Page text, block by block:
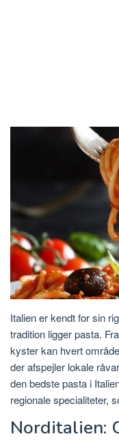
Italien er kendt for sin
tradition ligger pasta.
kyster kan hvert
der afspejler lokale
den bedste pasta i
regionale specialiteter,
Norditalien: